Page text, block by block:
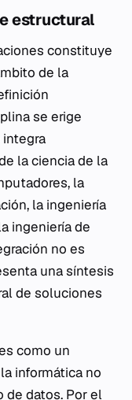
estructural
constituye
de la
se erige
integra
la ciencia de la
la
la ingeniería
ingeniería de
no es
una síntesis
de soluciones
como un
informática no
de datos. Por el